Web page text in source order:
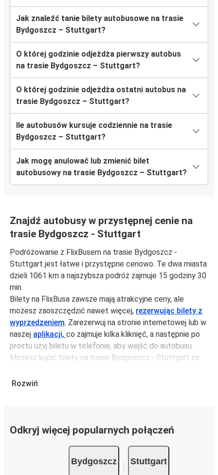
Jak znaleźć tanie bilety autobusowe na trasie
Bydgoszcz – Stuttgart?
O której godzinie odjeżdża pierwszy autobus
na trasie Bydgoszcz – Stuttgart?
O której godzinie odjeżdża ostatni autobus na
trasie Bydgoszcz – Stuttgart?
Ile autobusów kursuje codziennie na trasie
Bydgoszcz – Stuttgart?
Jak mogę anulować lub zmienić bilet
autobusowy na trasie Bydgoszcz – Stuttgart?
Znajdź autobusy w przystępnej cenie na
trasie Bydgoszcz - Stuttgart
Podróżowanie z FlixBusem na trasie Bydgoszcz -
Stuttgart jest łatwe i przystępne cenowo. Te dwa miasta
dzieli 1061 km a najszybsza podróż zajmuje 15 godziny 30
min.
Bilety na FlixBusa zawsze mają atrakcyjne ceny, ale
możesz zaoszczędzić nawet więcej, rezerwując bilety z
wyprzedzeniem. Zarezerwuj na stronie internetowej lub w
naszej aplikacji, co zajmuje kilka kliknięć, a następnie po
prostu użyj biletu w telefonie, aby wejść do autobusu.
Możesz kupić bilety na trasie Bydgoszcz - Stuttgart za
na tygodniu, unikając weekendów i świąt. Aby podróżować
jedynie 15 godziny 30 min.
Rozwiń
Odkryj więcej popularnych połączeń
Bydgoszcz Stuttgart